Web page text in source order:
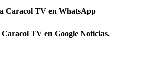
Caracol TV en WhatsApp
Caracol TV en Google Noticias.